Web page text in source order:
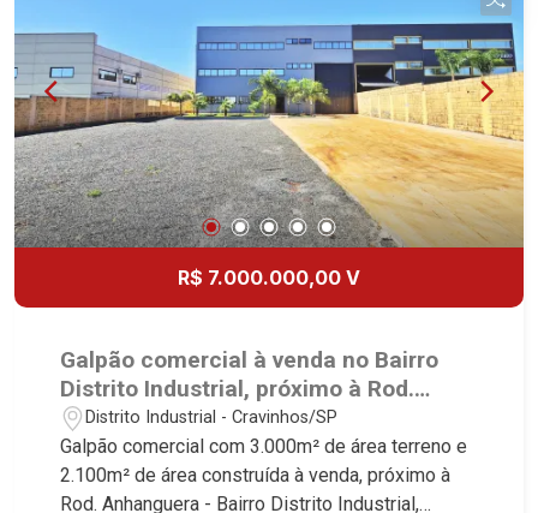
R$ 7.000.000,00 V
Galpão comercial à venda no Bairro
Distrito Industrial, próximo à Rod.
Anhanguera - Ribeirão Preto/SP.
Distrito Industrial - Cravinhos/SP
Galpão comercial com 3.000m² de área terreno e
2.100m² de área construída à venda, próximo à
Rod. Anhanguera - Bairro Distrito Industrial,